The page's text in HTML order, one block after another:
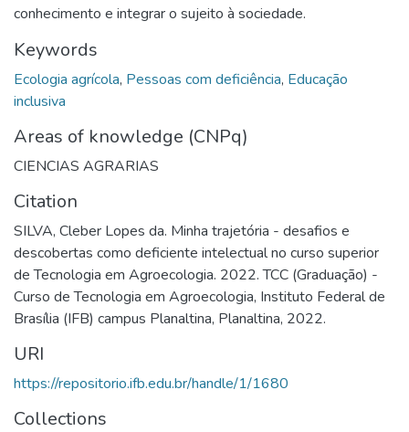
conhecimento e integrar o sujeito à sociedade.
Keywords
Ecologia agrícola, Pessoas com deficiência, Educação
inclusiva
Areas of knowledge (CNPq)
CIENCIAS AGRARIAS
Citation
SILVA, Cleber Lopes da. Minha trajetória - desafios e
descobertas como deficiente intelectual no curso superior
de Tecnologia em Agroecologia. 2022. TCC (Graduação) -
Curso de Tecnologia em Agroecologia, Instituto Federal de
Brasília (IFB) campus Planaltina, Planaltina, 2022.
URI
https://repositorio.ifb.edu.br/handle/1/1680
Collections